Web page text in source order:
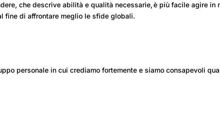
che descrive abilità e qualità necessarie, è più facile agire
fine di affrontare meglio le sfide globali.
personale in cui crediamo fortemente e siamo consapevoli